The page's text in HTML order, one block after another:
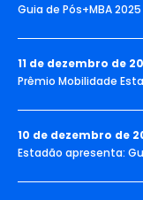
Guia de Pós+MBA 2025
11 de dezembro de
Prêmio Mobilidade
10 de dezembro de
Estadão apresenta: